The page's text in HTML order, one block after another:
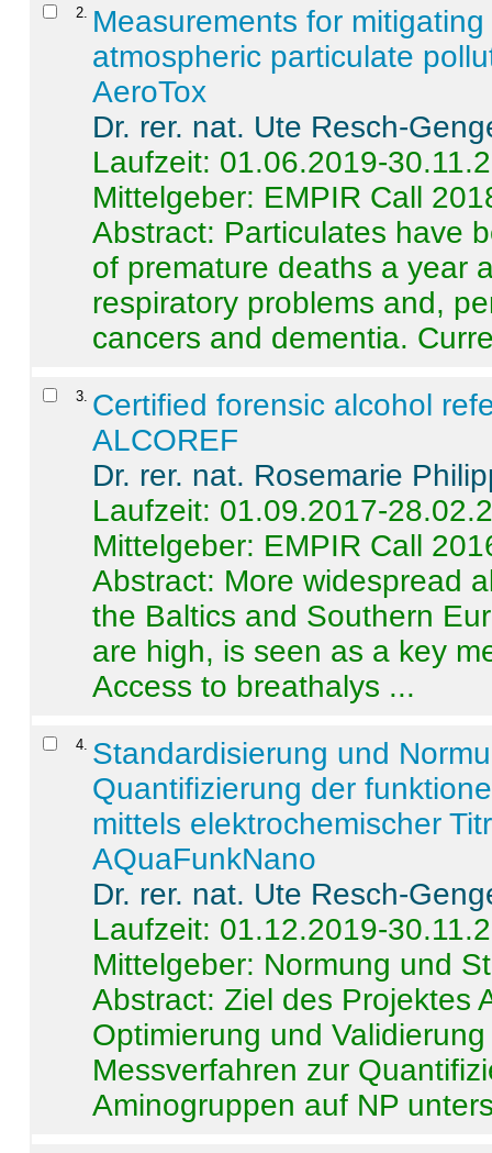
2
Measurements for
atmospheric particulate
AeroTox
Dr. rer. nat. Ute Resch-
Laufzeit: 01.06.2019-
Mittelgeber: EMPIR Call
Abstract: Particulates have
of premature deaths a year
respiratory problems and,
cancers and dementia.
3 Certified forensic alcohol
ALCOREF
Dr. rer. nat. Rosemarie
Laufzeit: 01.09.2017-
Mittelgeber: EMPIR Call
Abstract: More widespread
the Baltics and Southern
are high, is seen as a key
Access to breathalys ...
4 Standardisierung und
Quantifizierung der
mittels elektrochemischer
AQuaFunkNano
Dr. rer. nat. Ute Resch-
Laufzeit: 01.12.2019-
Mittelgeber: Normung und
Abstract:Ziel des Projektes
Optimierung und
Messverfahren zur
Aminogruppen auf NP